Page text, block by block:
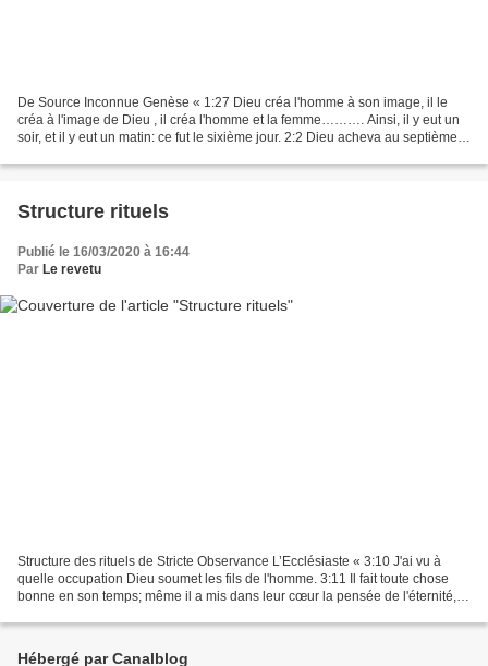
De Source Inconnue Genèse « 1:27 Dieu créa l'homme à son image, il le
créa à l'image de Dieu , il créa l'homme et la femme………. Ainsi, il y eut un
soir, et il y eut un matin: ce fut le sixième jour. 2:2 Dieu acheva au septième
Structure rituels
Publié le 16/03/2020 à 16:44
Par Le revetu
Structure des rituels de Stricte Observance L’Ecclésiaste « 3:10 J'ai vu à
quelle occupation Dieu soumet les fils de l'homme. 3:11 Il fait toute chose
bonne en son temps; même il a mis dans leur cœur la pensée de l'éternité,
Hébergé par Canalblog